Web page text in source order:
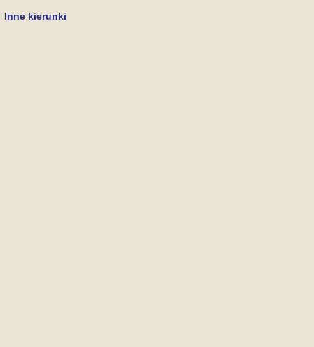
Inne kierunki